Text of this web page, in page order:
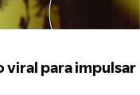
viral para impulsar